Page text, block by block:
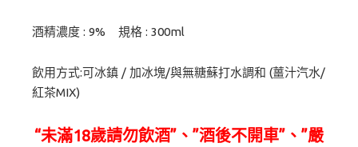
酒精濃度 : 9% 規格 : 300ml
飲用方式:可冰鎮 / 加冰塊/與無糖蘇打水調和 (薑汁汽水/
紅茶MIX)
“未滿18歲請勿飲酒”、”酒後不開車”、”嚴